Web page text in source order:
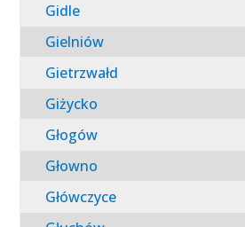
Gidle
Gielniów
Gietrzwałd
Giżycko
Głogów
Głowno
Główczyce